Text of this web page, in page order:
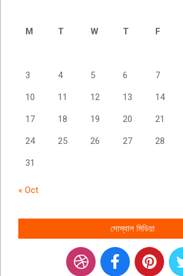
M
T W T F
3 4 5 6 7
10 11 12 13 14
17 18 19 20 21
24 25 26 27 28
31
« Oct
সোস্যাল মিডিয়া